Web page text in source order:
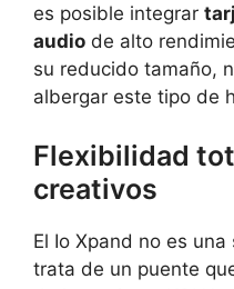
es posible integrar
audio de alto
su reducido tamaño,
albergar este tipo de
Flexibilidad
creativos
El Io Xpand no es
trata de un puente